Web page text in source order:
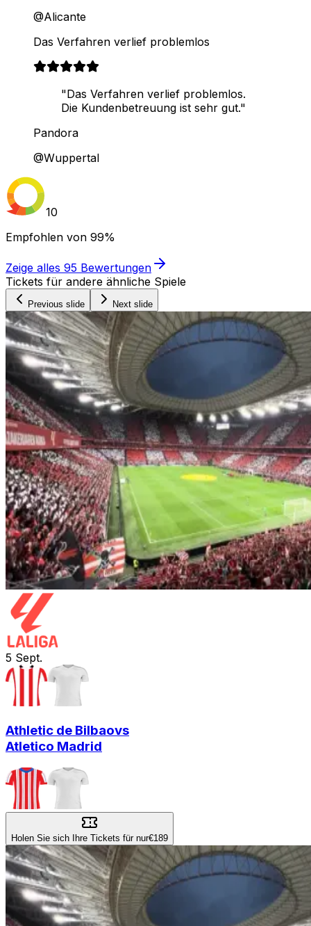
@Alicante
Das Verfahren verlief problemlos
"Das Verfahren verlief problemlos.
Die Kundenbetreuung ist sehr gut."
Pandora
@Wuppertal
10
Empfohlen von 99%
Zeige alles 95 Bewertungen
Tickets für andere ähnliche Spiele
Previous slide Next slide
5 Sept.
Athletic de Bilbaovs
Atletico Madrid
Holen Sie sich Ihre Tickets für nur€189